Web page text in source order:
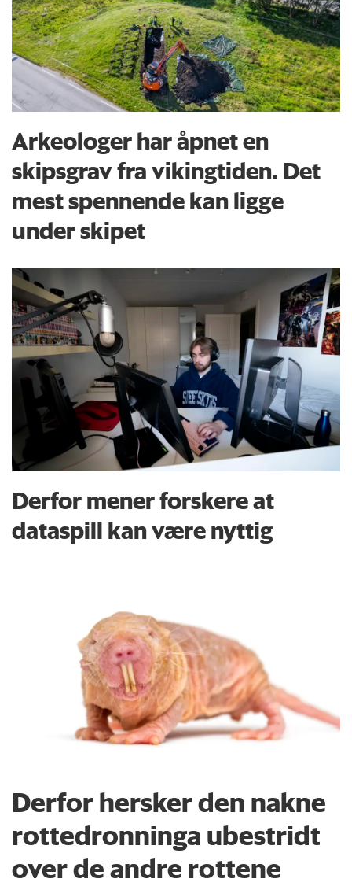
Arkeologer har åpnet en
skipsgrav fra vikingtiden. Det
mest spennende kan ligge
under skipet
Derfor mener forskere at
dataspill kan være nyttig
Derfor hersker den nakne
rottedronninga ubestridt
over de andre rottene